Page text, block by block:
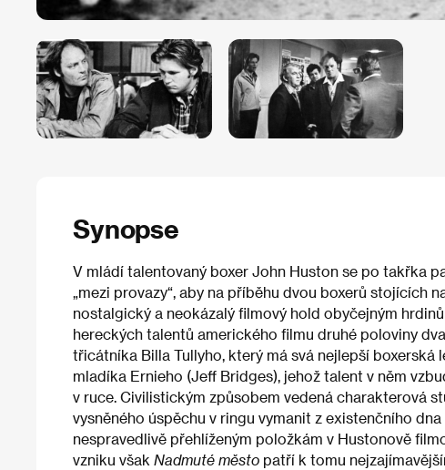
Synopse
V mládí talentovaný boxer John Huston se po takřka
„mezi provazy“, aby na příběhu dvou boxerů stojících
nostalgický a neokázalý filmový hold obyčejným
hereckých talentů amerického filmu druhé poloviny
třicátníka Billa Tullyho, který má svá nejlepší boxerská
mladíka Ernieho (Jeff Bridges), jehož talent v něm
v ruce. Civilistickým způsobem vedená charakterová
vysněného úspěchu v ringu vymanit z existenčního
nespravedlivě přehlíženým položkám v Hustonově
vzniku však Nadmuté město patří k tomu